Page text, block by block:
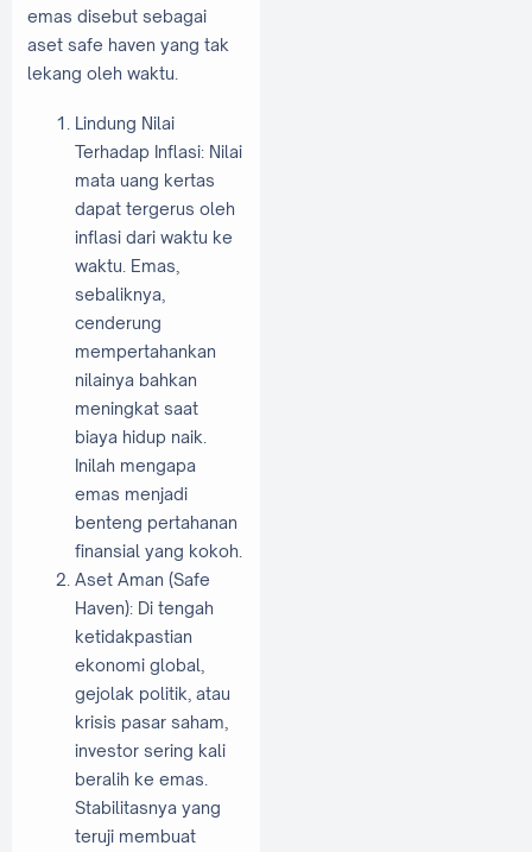
emas disebut sebagai
aset safe haven yang tak
lekang oleh waktu.
Lindung Nilai
Terhadap Inflasi: Nilai
mata uang kertas
dapat tergerus oleh
inflasi dari waktu ke
waktu. Emas,
sebaliknya,
cenderung
mempertahankan
nilainya bahkan
meningkat saat
biaya hidup naik.
Inilah mengapa
emas menjadi
benteng pertahanan
finansial yang kokoh.
Aset Aman (Safe
Haven): Di tengah
ketidakpastian
ekonomi global,
gejolak politik, atau
krisis pasar saham,
investor sering kali
beralih ke emas.
Stabilitasnya yang
teruji membuat